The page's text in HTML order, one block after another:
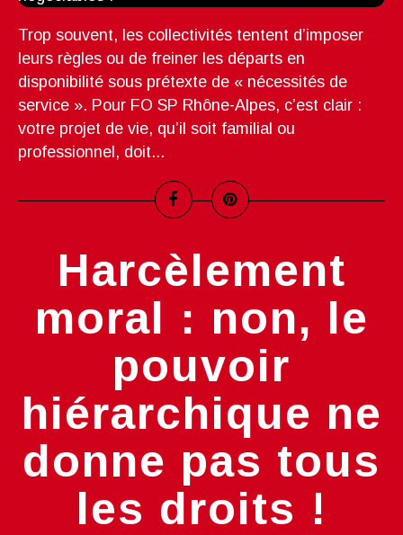
Trop souvent, les collectivités tentent d’imposer
leurs règles ou de freiner les départs en
disponibilité sous prétexte de « nécessités de
service ». Pour FO SP Rhône-Alpes, c’est clair :
votre projet de vie, qu’il soit familial ou
professionnel, doit...
Harcèlement
moral : non, le
pouvoir
hiérarchique ne
donne pas tous
les droits !